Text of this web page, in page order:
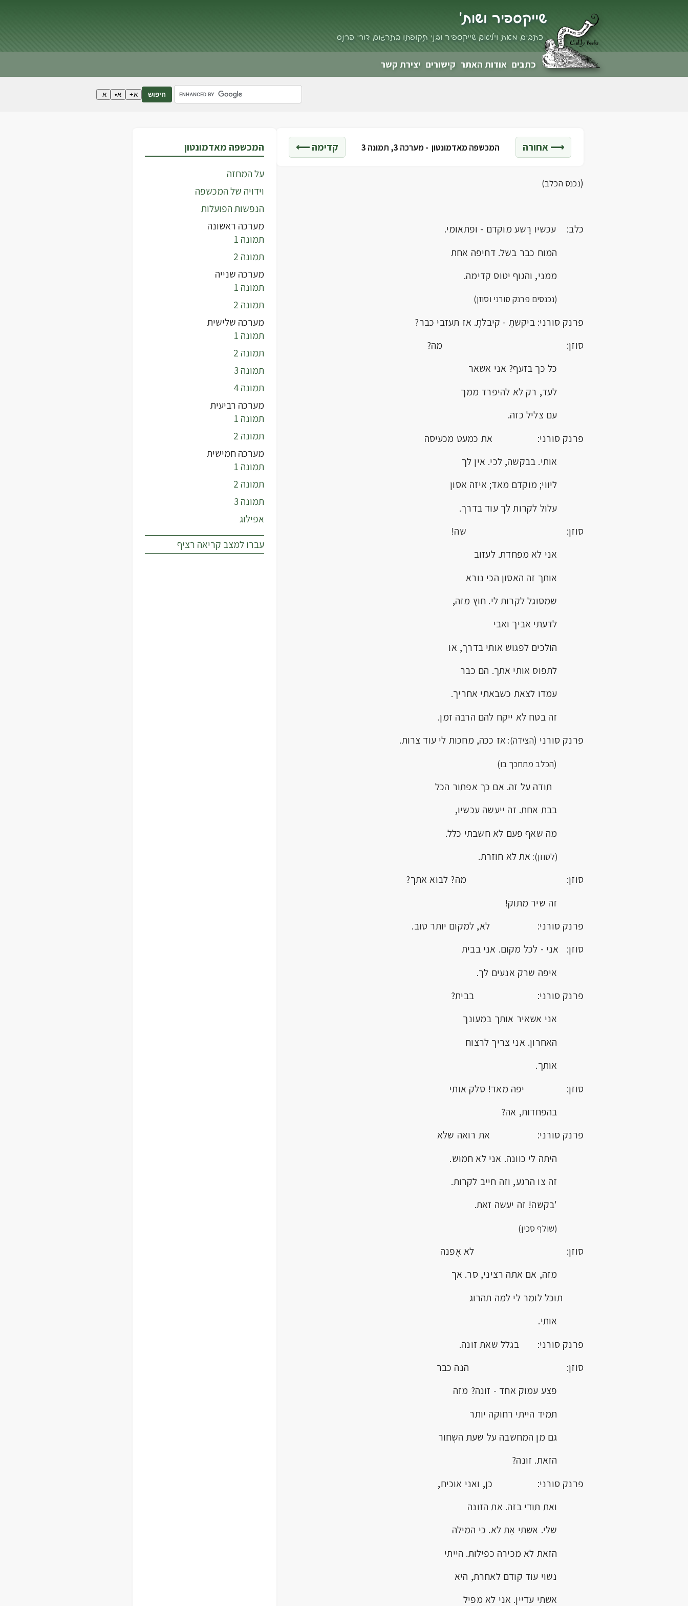
שייקספיר ושות'
כתבים מאת ויליאם שייקספיר ובני תקופתו בתרגום דורי פרנס
כתבים אודות האתר קישורים יצירת קשר
חיפוש א+ א• א-
⟶ אחורה המכשפה מאדמונטון -מערכה 3, תמונה 3 קדימה ⟵
(נכנס הכלב)
כלב: עכשיו רֶשע מוקדם - ופתאומי.
המוח כבר בשל. דחיפה אחת
ממני, והגוף יטוס קדימה.
(נכנסים פרנק סורני וסוזן)
פרנק סורני: ביקשתְ - קיבלתְ. אז תעזבי כבר?
סוזן: מה?
כל כך בזעף? אני אשאר
לעד, רק לא להיפרד ממך
עם צליל כזה.
פרנק סורני: את כמעט מכעיסה
אותי. בבקשה, לכי. אין לך
ליווי; מוקדם מאד; איזה אסון
עלול לקרות לך עוד בדרך.
סוזן: שה!
אני לא מפחדת. לעזוב
אותך זה האסון הכי נורא
שמסוגל לקרות לי. חוץ מזה,
לדעתי אביך ואבי
הולכים לפגוש אותי בדרך, או
לתפוס אותי אתך. הם כבר
עמדו לצאת כשבאתי אחריך.
זה בטח לא ייקח להם הרבה זמן.
פרנק סורני (הצידה): אז ככה, מחכות לי עוד צרות.
(הכלב מתחכך בו)
תודה על זה. אם כך אפתור הכל
בבת אחת. זה ייעשה עכשיו,
מה שאף פעם לא חשבתי כלל.
(לסוזן): את לא חוזרת.
סוזן: מה? לבוא אתך?
זה שיר מתוק!
פרנק סורני: לא, למקום יותר טוב.
סוזן: אני - לכל מקום. אני בבית
איפה שרק אנעים לך.
פרנק סורני: בבית?
אני אשאיר אותך במעונך
האחרון. אני צריך לרצוח
אותך.
סוזן: יפה מאד! סלק אותי
בהפחדות, אה?
פרנק סורני: את רואה שלא
היתה לי כוונה. אני לא חמוש.
זה צו הרגע, וזה חייב לקרות.
'בקשה! זה יעשה זאת.
(שולף סכין)
סוזן: לא אֶפנה
מזה, אם אתה רציני, סר. אך
תוכל לומר לי למה תהרוג
אותי.
פרנק סורני: בגלל שאת זונה.
סוזן: הנה כבר
פצע עמוק אחד - זונה? מזה
תמיד הייתי רחוקה יותר
גם מן המחשבה על שעת השְחור
הזאת. זונה?
פרנק סורני: כן, ואני אוכיח,
ואת תודי בזה. את הזונה
שלי. אשתי אַת לא. כי המילה
הזאת לא מכירה כפילוּת. הייתי
נשוי עוד קודם לאחרת, היא
אשתי עדיין. אני לא מפיל
המכשפה מאדמונטון
על המחזה
וידויה של המכשפה
הנפשות הפועלות
מערכה ראשונה
תמונה 1
תמונה 2
מערכה שנייה
תמונה 1
תמונה 2
מערכה שלישית
תמונה 1
תמונה 2
תמונה 3
תמונה 4
מערכה רביעית
תמונה 1
תמונה 2
מערכה חמישית
תמונה 1
תמונה 2
תמונה 3
אפילוג
עברו למצב קריאה רציף